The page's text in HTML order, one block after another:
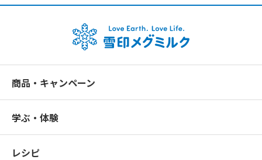
商品・キャンペーン
学ぶ・体験
レシピ